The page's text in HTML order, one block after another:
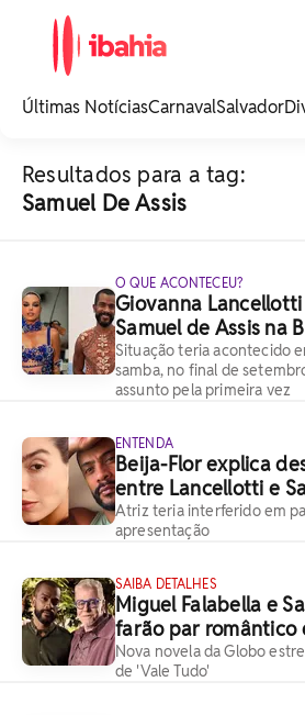
noticias e
Últimas NotíciasCarnavalSalvador
Resultados para a tag:
Samuel De Assis
O QUE ACONTECEU?
Giovanna
Samuel de Assis na
Situação teria acontecido
samba, no final de
assunto pela primeira vez
ENTENDA
Beija-Flor explica
entre Lancellotti e
Atriz teria interferido em
apresentação
SAIBA DETALHES
Miguel Falabella e
farão par romântico
Nova novela da Globo
de 'Vale Tudo'